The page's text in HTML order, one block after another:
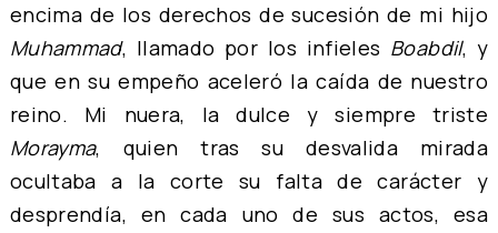
encima de los derechos de sucesión de mi hijo
Muhammad, llamado por los infieles Boabdil, y
que en su empeño aceleró la caída de nuestro
reino. Mi nuera, la dulce y siempre triste
Morayma, quien tras su desvalida mirada
ocultaba a la corte su falta de carácter y
desprendía, en cada uno de sus actos, esa